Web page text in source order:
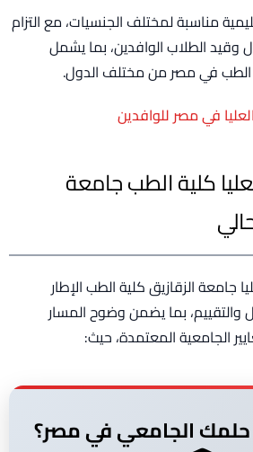
مناسبة لمختلف الجنسيات، مع التزام
الطلاب الوافدين، بما يشمل
الطب في مصر من مختلف الدول.
في مصر للوافدين
كلية الطب جامعة
جامعة الزقازيق كلية الطب الإطار
والتقييم، بما يضمن وضوح المسار
الجامعية المعتمدة، حيث:
الجامعي في مصر؟